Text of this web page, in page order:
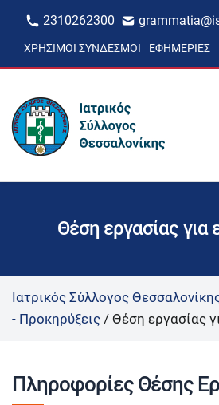
2310262300
ΧΡΉΣΙΜΟΙ ΣΎΝΔΕΣΜΟΙ ΕΦΗΜΕΡΊΕΣ
Θέση εργασίας για
Ιατρικός Σύλλογος
- Προκηρύξεις / Θέση εργασίας
Πληροφορίες Θέσης